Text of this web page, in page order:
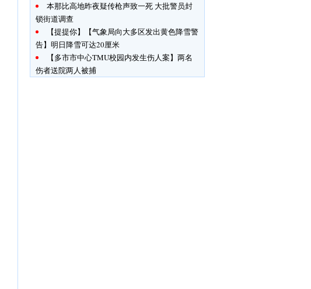
本那比高地昨夜疑传枪声致一死 大批警员封
锁街道调查
【提提你】【气象局向大多区发出黄色降雪警
告】明日降雪可达20厘米
【多市市中心TMU校园内发生伤人案】两名
伤者送院两人被捕